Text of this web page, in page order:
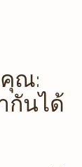
ณ:
กันได้